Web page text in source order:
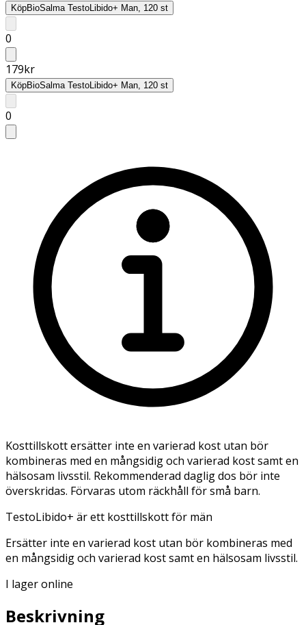
KöpBioSalma TestoLibido+ Man, 120 st
0
179kr
KöpBioSalma TestoLibido+ Man, 120 st
0
Kosttillskott ersätter inte en varierad kost utan bör
kombineras med en mångsidig och varierad kost samt en
hälsosam livsstil. Rekommenderad daglig dos bör inte
överskridas. Förvaras utom räckhåll för små barn.
TestoLibido+ är ett kosttillskott för män
Ersätter inte en varierad kost utan bör kombineras med
en mångsidig och varierad kost samt en hälsosam livsstil.
I lager online
Beskrivning